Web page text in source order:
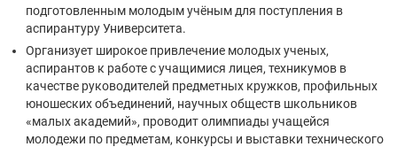
подготовленным молодым учёным для поступления в
аспирантуру Университета.
Организует широкое привлечение молодых ученых,
аспирантов к работе с учащимися лицея, техникумов в
качестве руководителей предметных кружков, профильных
юношеских объединений, научных обществ школьников
«малых академий», проводит олимпиады учащейся
молодежи по предметам, конкурсы и выставки технического